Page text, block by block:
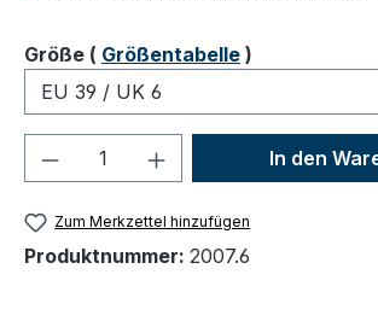
Größeauswählen
( Größentabelle )
Produkt Anzahl: Gib den
In den
Zum Merkzettel hinzufügen
Produktnummer: 2007.6